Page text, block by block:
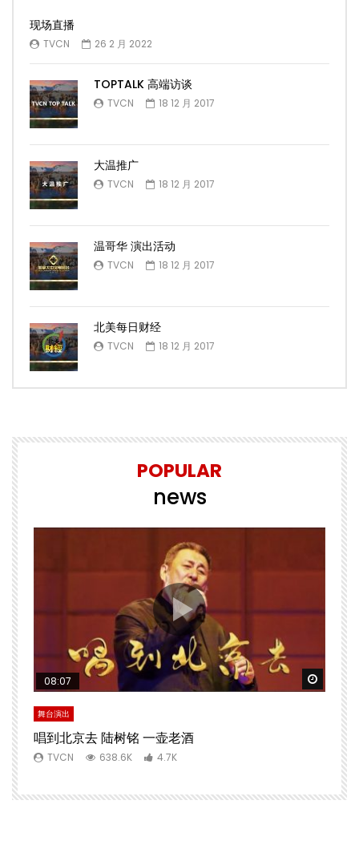
现场直播
TVCN 26 2 月 2022
TOPTALK 高端访谈
TVCN 18 12 月 2017
大温推广
TVCN 18 12 月 2017
温哥华 演出活动
TVCN 18 12 月 2017
北美每日财经
TVCN 18 12 月 2017
POPULAR
news
08:07
舞台演出
唱到北京去 陆树铭 一壶老酒
TVCN 638.6K 4.7K